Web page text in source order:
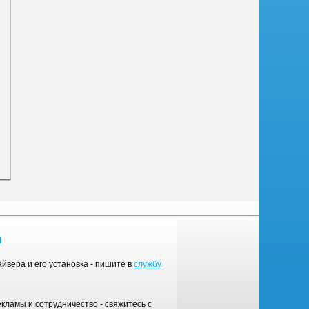
и его установка - пишите в службу
и сотрудничество - свяжитесь с